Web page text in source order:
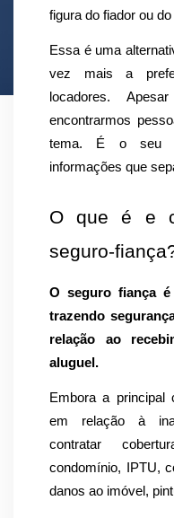
figura do fiador ou
Essa é uma
vez mais a
locadores.
encontrarmos
tema. É o seu
informações que
O que é e
seguro-
O seguro fiança
trazendo
relação ao
aluguel.
Embora a principal
em relação à
contratar
condomínio, IPTU,
danos ao imóvel,